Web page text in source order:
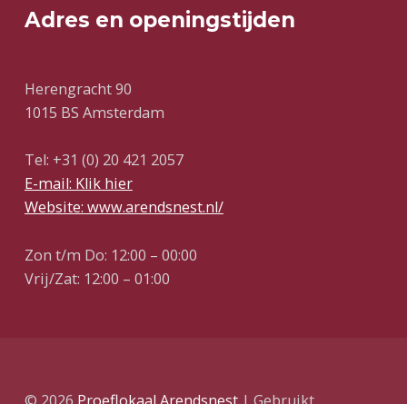
Adres en openingstijden
Herengracht 90
1015 BS Amsterdam
Tel: +31 (0) 20 421 2057
E-mail: Klik hier
Website: www.arendsnest.nl/
Zon t/m Do: 12:00 – 00:00
Vrij/Zat: 12:00 – 01:00